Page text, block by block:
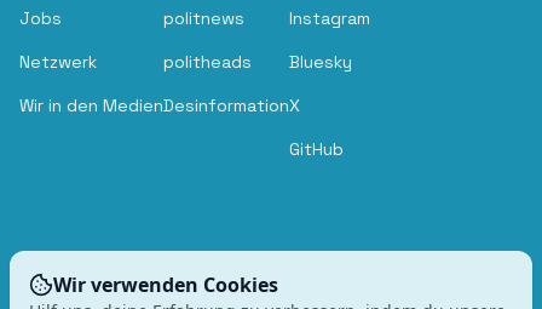
Wir verwenden Cookies
Jobs
Netzwerk
Wir in den Medien
politnews
politheads
Desinformation
Instagram
Bluesky
X
GitHub